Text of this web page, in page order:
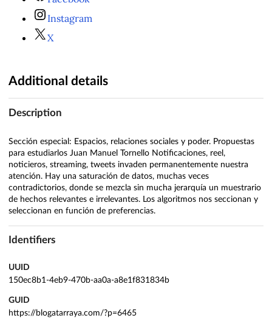
Instagram
X
Additional details
Description
Sección especial: Espacios, relaciones sociales y poder. Propuestas
para estudiarlos Juan Manuel Tornello Notificaciones, reel,
noticieros, streaming, tweets invaden permanentemente nuestra
atención. Hay una saturación de datos, muchas veces
contradictorios, donde se mezcla sin mucha jerarquía un muestrario
de hechos relevantes e irrelevantes. Los algoritmos nos seccionan y
seleccionan en función de preferencias.
Identifiers
UUID
150ec8b1-4eb9-470b-aa0a-a8e1f831834b
GUID
https://blogatarraya.com/?p=6465